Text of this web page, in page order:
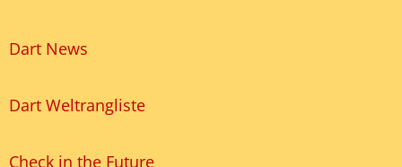
Dart News
Dart Weltrangliste
Check in the Future